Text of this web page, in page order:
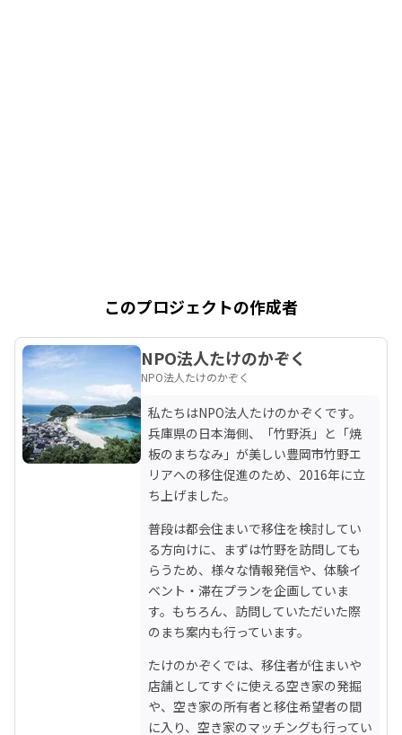
このプロジェクトの作成者
NPO法人たけのかぞく
NPO法人たけのかぞく
私たちはNPO法人たけのかぞくです。
兵庫県の日本海側、「竹野浜」と「焼
板のまちなみ」が美しい豊岡市竹野エ
リアへの移住促進のため、2016年に立
ち上げました。
普段は都会住まいで移住を検討してい
る方向けに、まずは竹野を訪問しても
らうため、様々な情報発信や、体験イ
ベント・滞在プランを企画していま
す。もちろん、訪問していただいた際
のまち案内も行っています。
たけのかぞくでは、移住者が住まいや
店舗としてすぐに使える空き家の発掘
や、空き家の所有者と移住希望者の間
に入り、空き家のマッチングも行ってい